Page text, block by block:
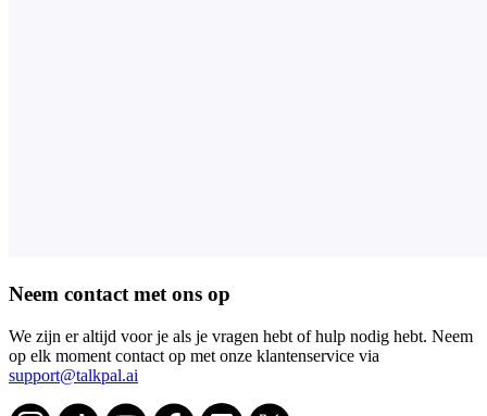
Neem contact met ons op
We zijn er altijd voor je als je vragen hebt of hulp nodig hebt. Neem
op elk moment contact op met onze klantenservice via
support@talkpal.ai